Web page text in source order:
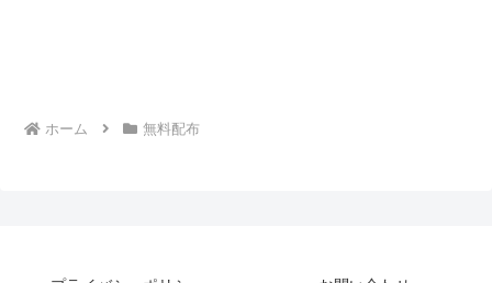
ホーム 無料配布